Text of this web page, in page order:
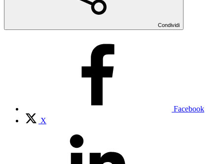
Condividi
Facebook
X